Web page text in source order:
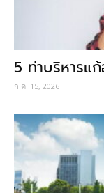
5 ท่าบริหารแ
ก.ค. 15, 2026